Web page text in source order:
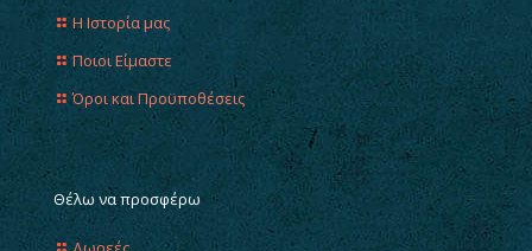
Η Ιστορία μας
Ποιοι Είμαστε
Όροι και Προϋποθέσεις
Θέλω να προσφέρω